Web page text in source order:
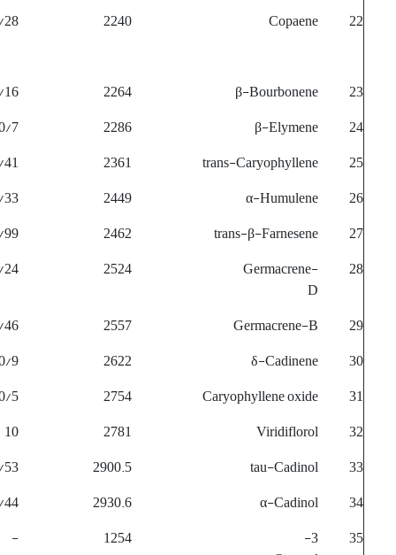
22
Copaene
2240
23
β-Bourbonene
2264
24
β-Elymene
2286
7
25
trans-Caryophyllene
2361
26
α-Humulene
2449
27
trans-β-Farnesene
2462
28
Germacrene-
D
2524
29
Germacrene-B
2557
30
δ-Cadinene
2622
9
31
Caryophyllene oxide
2754
5
32
Viridiflorol
2781
10
33
tau-Cadinol
2900.5
34
α-Cadinol
2930.6
35
3-
1254
-